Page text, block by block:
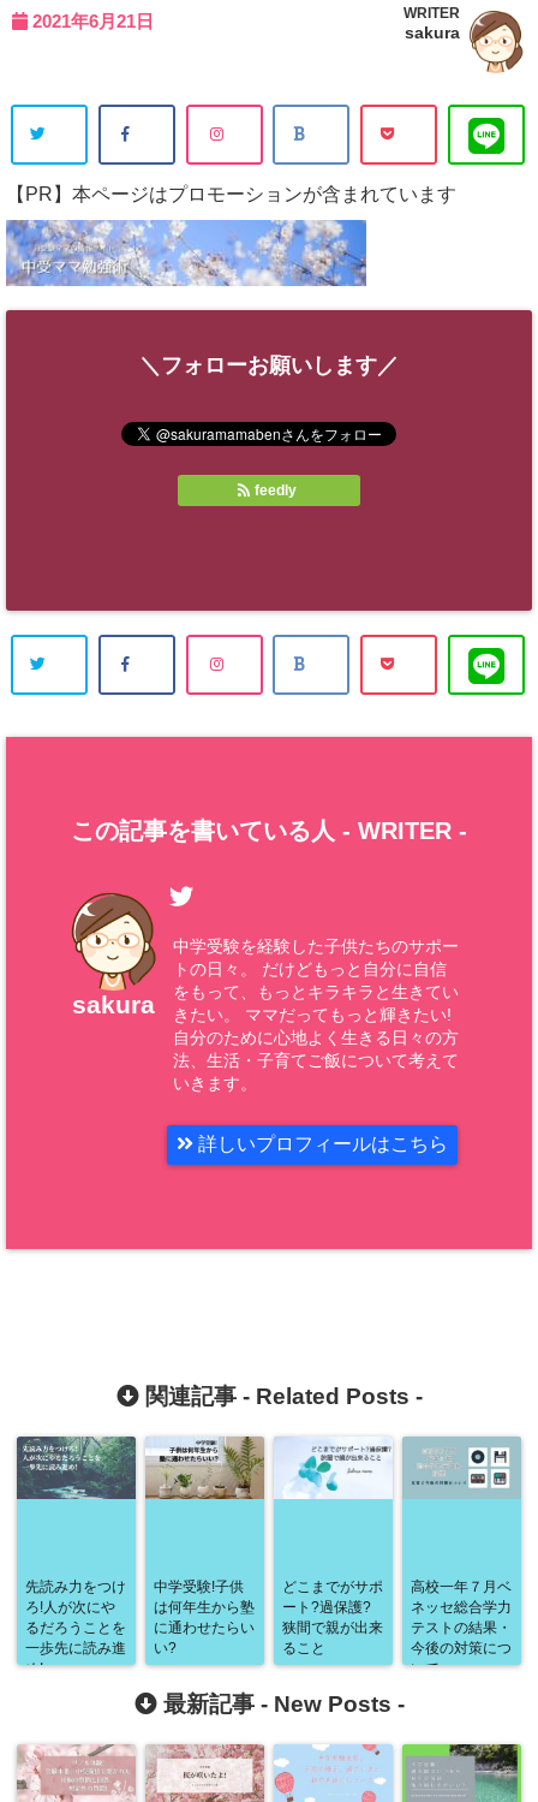
2021年6月21日 WRITER
sakura
【PR】本ページはプロモーションが含まれています
＼フォローお願いします／
feedly
この記事を書いている人 - WRITER -
sakura
中学受験を経験した子供たちのサポー
トの日々。 だけどもっと自分に自信
をもって、もっとキラキラと生きてい
きたい。 ママだってもっと輝きたい!
自分のために心地よく生きる日々の方
法、生活・子育てご飯について考えて
いきます。
詳しいプロフィールはこちら
関連記事 - Related Posts -
先読み力をつけ
ろ!人が次にや
るだろうことを
一歩先に読み進
め!
中学受験!子供
は何年生から塾
に通わせたらい
い?
どこまでがサポ
ート?過保護?
狭間で親が出来
ること
高校一年７月ベ
ネッセ総合学力
テストの結果・
今後の対策につ
いて
最新記事 - New Posts -